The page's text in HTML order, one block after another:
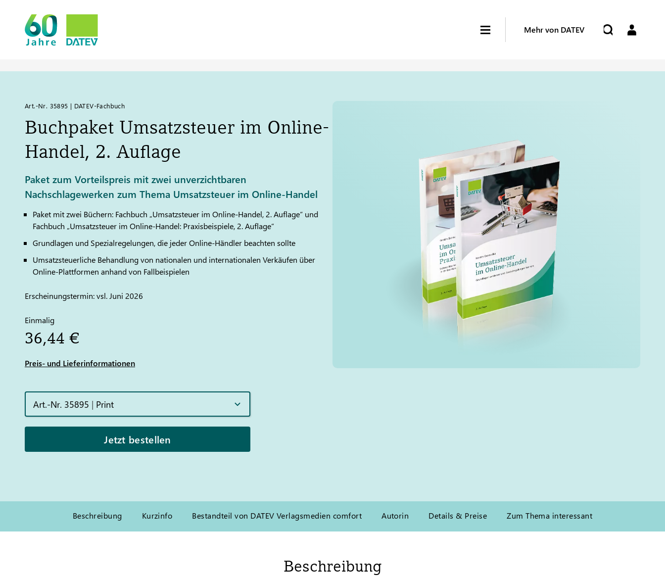
Mehr von DATEV
Art.-Nr. 35895 | DATEV-Fachbuch
Buchpaket Umsatzsteuer im Online-
Handel, 2. Auflage
Paket zum Vorteilspreis mit zwei unverzichtbaren
Nachschlagewerken zum Thema Umsatzsteuer im Online-Handel
Paket mit zwei Büchern: Fachbuch „Umsatzsteuer im Online-Handel, 2. Auflage“ und
Fachbuch „Umsatzsteuer im Online-Handel: Praxisbeispiele, 2. Auflage“
Grundlagen und Spezialregelungen, die jeder Online-Händler beachten sollte
Umsatzsteuerliche Behandlung von nationalen und internationalen Verkäufen über
Online-Plattformen anhand von Fallbeispielen
Erscheinungstermin: vsl. Juni 2026
Einmalig
36,44 €
Preis- und Lieferinformationen
Art.-Nr. 35895 | Print
Jetzt bestellen
Beschreibung Kurzinfo Bestandteil von DATEV Verlagsmedien comfort Autorin Details & Preise Zum Thema interessant
Beschreibung